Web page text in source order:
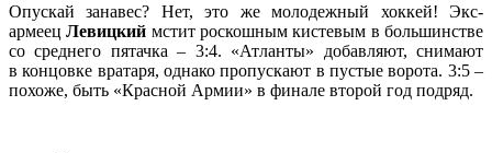
Опускай занавес? Нет, это же молодежный хоккей! Экс-
армеецЛевицкий мстит роскошным кистевым в большинстве
со среднего пятачка – 3:4. «Атланты» добавляют, снимают
в концовке вратаря, однако пропускают в пустые ворота. 3:5 –
похоже, быть «Красной Армии» в финале второй год подряд.